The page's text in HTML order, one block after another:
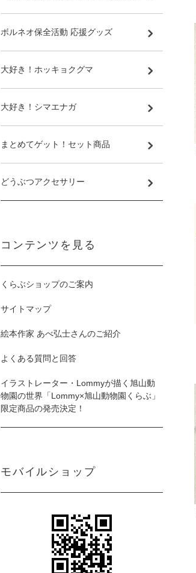
ボルネオ保全活動 応援グッズ
大好き！ホッキョクグマ
大好き！シマエナガ
まとめてゲット！セット商品
どうぶつアクセサリー
コンテンツを見る
くらぶショップのご案内
サイトマップ
絵本作家 あべ弘士さんのご紹介
よくある質問と回答
イラストレーター・Lommyが描く旭山動
物園の世界「Lommy×旭山動物園くらぶ」
限定商品の発売決定！
モバイルショップ